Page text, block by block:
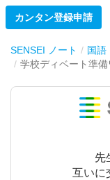
カンタン登録申請
SENSEI ノート 国語
学校ディベート準備
先
互いに